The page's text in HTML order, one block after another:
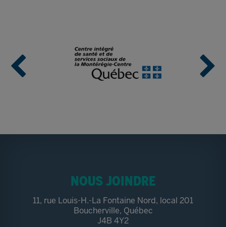
NOUS JOINDRE
11, rue Louis-H.-La Fontaine Nord, local 201
Boucherville, Québec
J4B 4Y2